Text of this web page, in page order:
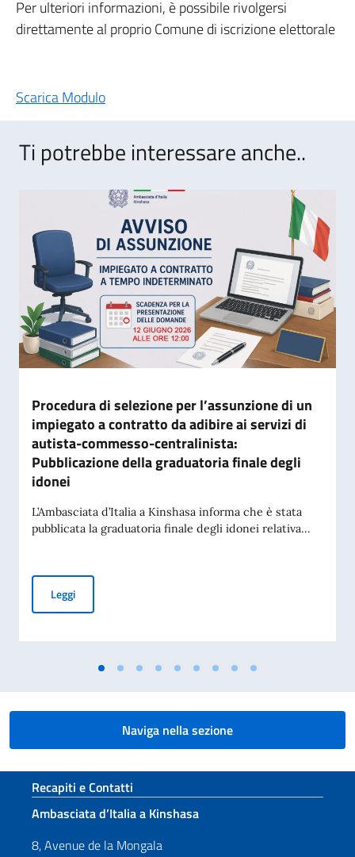
Per ulteriori informazioni, è possibile rivolgersi
direttamente al proprio Comune di iscrizione elettorale
Scarica Modulo
Ti potrebbe interessare anche..
Procedura di selezione per l’assunzione di un
impiegato a contratto da adibire ai servizi di
autista-commesso-centralinista:
Pubblicazione della graduatoria finale degli
idonei
L’Ambasciata d’Italia a Kinshasa informa che è stata
pubblicata la graduatoria finale degli idonei relativa...
LeggiProcedura di selezione per l’assunzione di un impiegato
Naviga nella sezione
Sezione footer
Recapiti e Contatti
Ambasciata d’Italia a Kinshasa
8, Avenue de la Mongala